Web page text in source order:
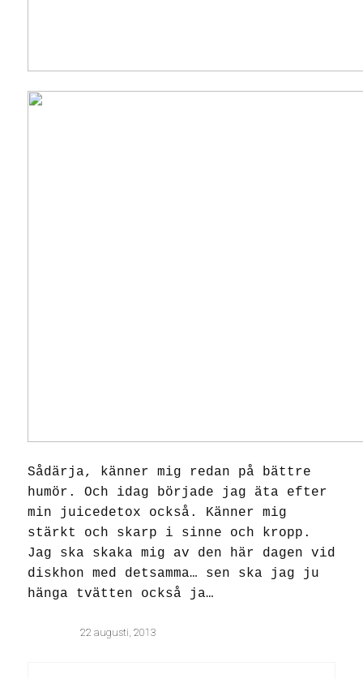
Sådärja, känner mig redan på bättre
humör. Och idag började jag äta efter
min juicedetox också. Känner mig
stärkt och skarp i sinne och kropp.
Jag ska skaka mig av den här dagen vid
diskhon med detsamma… sen ska jag ju
hänga tvätten också ja…
22 augusti, 2013